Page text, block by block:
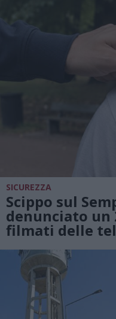
SICUREZZA
Scippo sul
denunciato un
filmati delle